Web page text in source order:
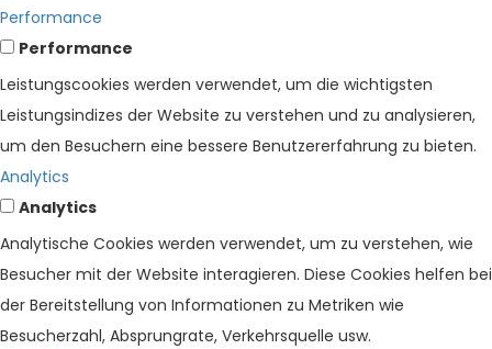
Performance
Performance
Leistungscookies werden verwendet, um die wichtigsten
Leistungsindizes der Website zu verstehen und zu analysieren,
um den Besuchern eine bessere Benutzererfahrung zu bieten.
Analytics
Analytics
Analytische Cookies werden verwendet, um zu verstehen, wie
Besucher mit der Website interagieren. Diese Cookies helfen bei
der Bereitstellung von Informationen zu Metriken wie
Besucherzahl, Absprungrate, Verkehrsquelle usw.